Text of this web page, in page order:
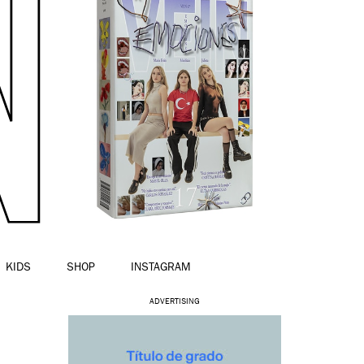
KIDS SHOP INSTAGRAM
ADVERTISING